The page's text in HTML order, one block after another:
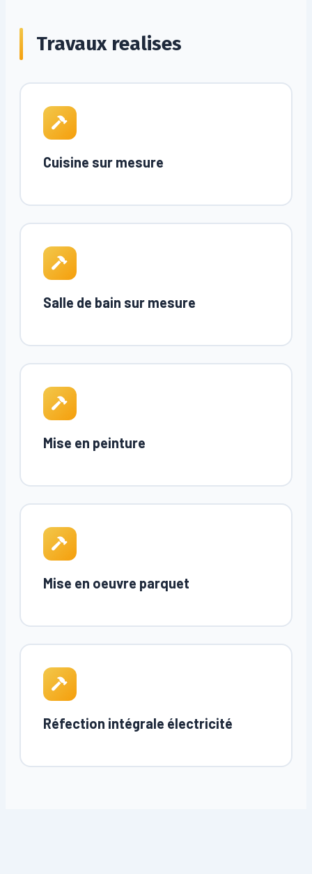
Travaux realises
Cuisine sur mesure
Salle de bain sur mesure
Mise en peinture
Mise en oeuvre parquet
Réfection intégrale électricité